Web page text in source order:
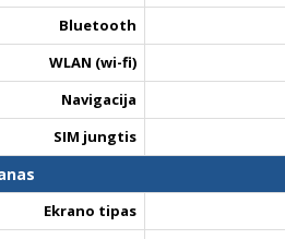
Bluetooth
WLAN (wi-fi)
Navigacija
SIM jungtis
Ekrano tipas